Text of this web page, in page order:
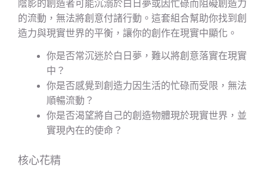
陰影的創造者可能沉溺於白日夢或因忙碌而阻礙創造力
的流動，無法將創意付諸行動。這套組合幫助你找到創
造力與現實世界的平衡，讓你的創作在現實中顯化。
你是否常沉迷於白日夢，難以將創意落實在現實
中？
你是否感覺到創造力因生活的忙碌而受限，無法
順暢流動？
你是否渴望將自己的創造物體現於現實世界，並
實現內在的使命？
核心花精